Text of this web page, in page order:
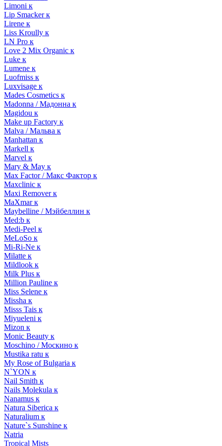
Limoni к
Lip Smacker к
Lirene к
Liss Kroully к
LN Pro к
Love 2 Mix Organic к
Luke к
Lumene к
Luofmiss к
Luxvisage к
Mades Cosmetics к
Madonna / Мадонна к
Magidou к
Make up Factory к
Malva / Мальва к
Manhattan к
Markell к
Marvel к
Mary & May к
Max Factor / Макс Фактор к
Maxclinic к
Maxi Remover к
MaXmar к
Maybelline / Мэйбеллин к
Med:b к
Medi-Peel к
MeLoSo к
Mi-Ri-Ne к
Milatte к
Mildlook к
Milk Plus к
Million Pauline к
Miss Selene к
Missha к
Misss Tais к
Miyueleni к
Mizon к
Monic Beauty к
Moschino / Москино к
Mustika ratu к
My Rose of Bulgaria к
N`YON к
Nail Smith к
Nails Molekula к
Nanamus к
Natura Siberica к
Naturalium к
Nature`s Sunshine к
Natria
Tropical Mists